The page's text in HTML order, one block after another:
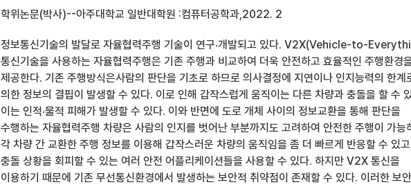
학위논문(박사)--아주대학교 일반대학원 :컴퓨터공학과,2022. 2
정보통신기술의 발달로 자율협력주행 기술이 연구‧개발되고 있다. V2X(Vehicle-to-
통신기술을 사용하는 자율협력주행은 기존 주행과 비교하여 더욱 안전하고 효율적인 주행환경
제공한다. 기존 주행방식은사람의 판단을 기초로 하므로 의사결정에 지연이나 인지능력의 한계
의한 정보의 결핍이 발생할 수 있다. 이로 인해 갑작스럽게 움직이는 다른 차량과 충돌을 할 수
이는 인적‧물적 피해가 발생할 수 있다. 이와 반면에 도로 개체 사이의 정보교환을 통해 판단을
수행하는 자율협력주행 차량은 사람의 인지를 벗어난 부분까지도 고려하여 안전한 주행이 가능
각 차량 간 교환한 주행 정보를 이용해 갑작스러운 차량의 움직임을 좀 더 빠르게 반응할 수 있
충돌 상황을 회피할 수 있는 여러 안전 어플리케이션들을 사용할 수 있다. 하지만 V2X 통신을
이용하기 때문에 기존 무선통신환경에서 발생하는 보안적 취약점이 존재할 수 있다. 이러한 보